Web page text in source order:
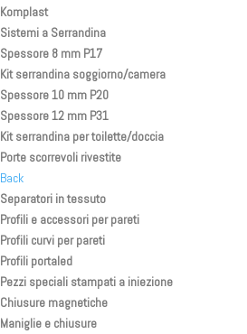
Komplast
Sistemi a Serrandina
Spessore 8 mm P17
Kit serrandina soggiorno/camera
Spessore 10 mm P20
Spessore 12 mm P31
Kit serrandina per toilette/doccia
Porte scorrevoli rivestite
Back
Separatori in tessuto
Profili e accessori per pareti
Profili curvi per pareti
Profili portaled
Pezzi speciali stampati a iniezione
Chiusure magnetiche
Maniglie e chiusure